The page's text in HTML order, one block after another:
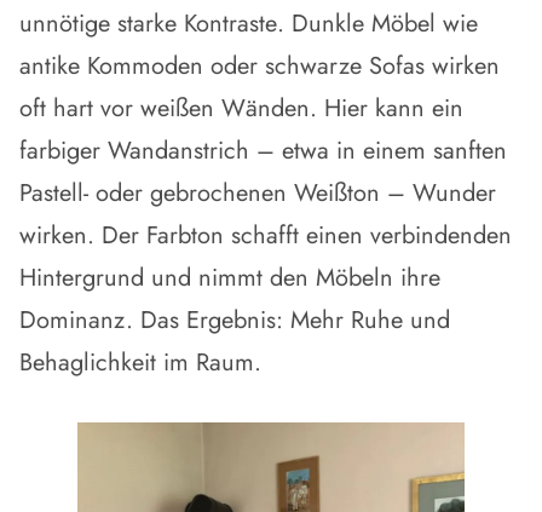
unnötige starke Kontraste. Dunkle Möbel wie
antike Kommoden oder schwarze Sofas wirken
oft hart vor weißen Wänden. Hier kann ein
farbiger Wandanstrich – etwa in einem sanften
Pastell- oder gebrochenen Weißton – Wunder
wirken. Der Farbton schafft einen verbindenden
Hintergrund und nimmt den Möbeln ihre
Dominanz. Das Ergebnis: Mehr Ruhe und
Behaglichkeit im Raum.